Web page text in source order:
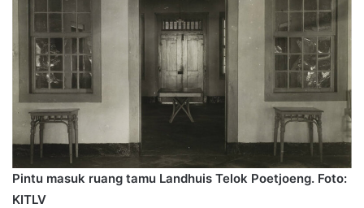
Pintu masuk ruang tamu Landhuis Telok Poetjoeng. Foto:
KITLV